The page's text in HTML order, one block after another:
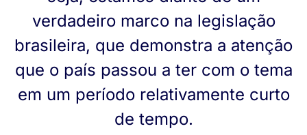
verdadeiro marco na legislação
brasileira, que demonstra a atenção
que o país passou a ter com o tema
em um período relativamente curto
de tempo.